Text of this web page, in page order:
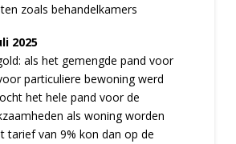
zoals behandelkamers
2025
als het gemengde pand voor
particuliere bewoning werd
het hele pand voor de
als woning worden
tarief van 9% kon dan op de